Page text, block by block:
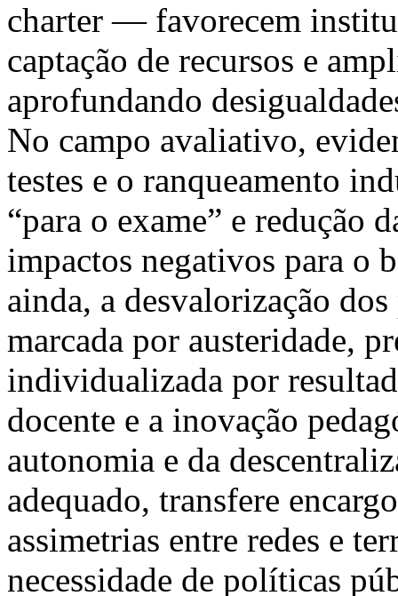
charter — favorecem
captação de recursos e
aprofundando
No campo avaliativo,
testes e o ranqueamento
“para o exame” e redução
impactos negativos para o
ainda, a desvalorização
marcada por austeridade,
individualizada por
docente e a inovação
autonomia e da
adequado, transfere
assimetrias entre redes e
necessidade de políticas